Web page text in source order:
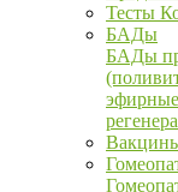
Тесты
БАДы
БАДы
эфирные